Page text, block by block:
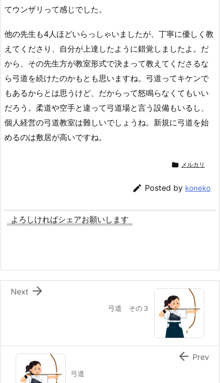
てウンザリって感じでした。
他の先生も4人ほどいらっしゃいましたが、丁寧に優しく教
えてくださり、自分が上達したように錯覚しましたよ。だ
から、その先生方が教室形式で決まって教えてくださるな
ら弓道を続けたのかもとも思いますね。弓道ってキケンで
もあるからとは思うけど、だからって怒鳴らなくてもいい
だろう。柔道や空手と違って弓道場と言う設備もいるし、
個人経営の弓道教室は難しいでしょうね。新規に弓道を始
めるのは敷居が高いですね。
 メルカリ
 Posted by koneko
よろしければシェアお願いします
弓道 その３

Next
弓道
 Prev